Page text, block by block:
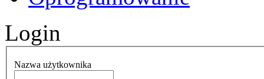
Login
Nazwa użytkownika